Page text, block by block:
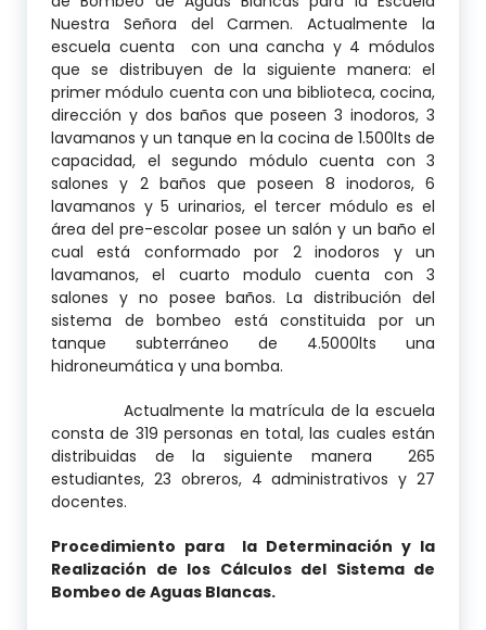
Nuestra Señora del Carmen. Actualmente la
escuela cuenta con una cancha y 4 módulos
que se distribuyen de la siguiente manera: el
primer módulo cuenta con una biblioteca, cocina,
dirección y dos baños que poseen 3 inodoros, 3
lavamanos y un tanque en la cocina de 1.500lts de
capacidad, el segundo módulo cuenta con 3
salones y 2 baños que poseen 8 inodoros, 6
lavamanos y 5 urinarios, el tercer módulo es el
área del pre-escolar posee un salón y un baño el
cual está conformado por 2 inodoros y un
lavamanos, el cuarto modulo cuenta con 3
salones y no posee baños. La distribución del
sistema de bombeo está constituida por un
tanque subterráneo de 4.5000lts una
hidroneumática y una bomba.
Actualmente la matrícula de la escuela
consta de 319 personas en total, las cuales están
distribuidas de la siguiente manera 265
estudiantes, 23 obreros, 4 administrativos y 27
docentes.
Procedimiento para la Determinación y la
Realización de los Cálculos del Sistema de
Bombeo de Aguas Blancas.